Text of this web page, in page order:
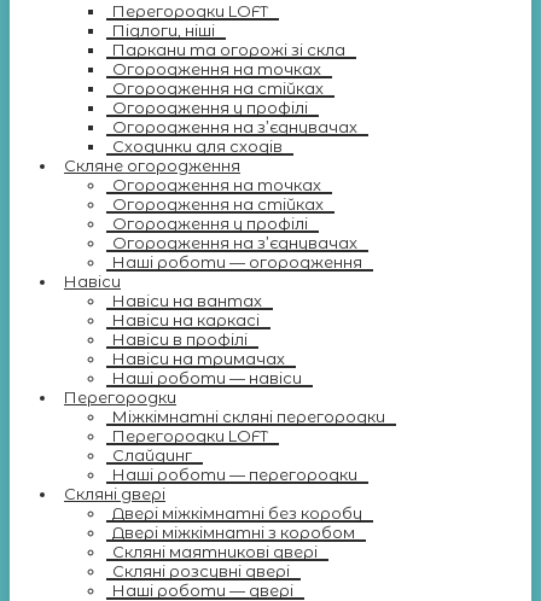
Перегородки LOFT
Підлоги, ніші
Паркани та огорожі зі скла
Огородження на точках
Огородження на стійках
Огородження у профілі
Огородження на з’єднувачах
Сходинки для сходів
Скляне огородження
Огородження на точках
Огородження на стійках
Огородження у профілі
Огородження на з’єднувачах
Наші роботи — огородження
Навіси
Навіси на вантах
Навіси на каркасі
Навіси в профілі
Навіси на тримачах
Наші роботи — навіси
Перегородки
Міжкімнатні скляні перегородки
Перегородки LOFT
Слайдинг
Наші роботи — перегородки
Скляні двері
Двері міжкімнатні без коробу
Двері міжкімнатні з коробом
Скляні маятникові двері
Скляні розсувні двері
Наші роботи — двері